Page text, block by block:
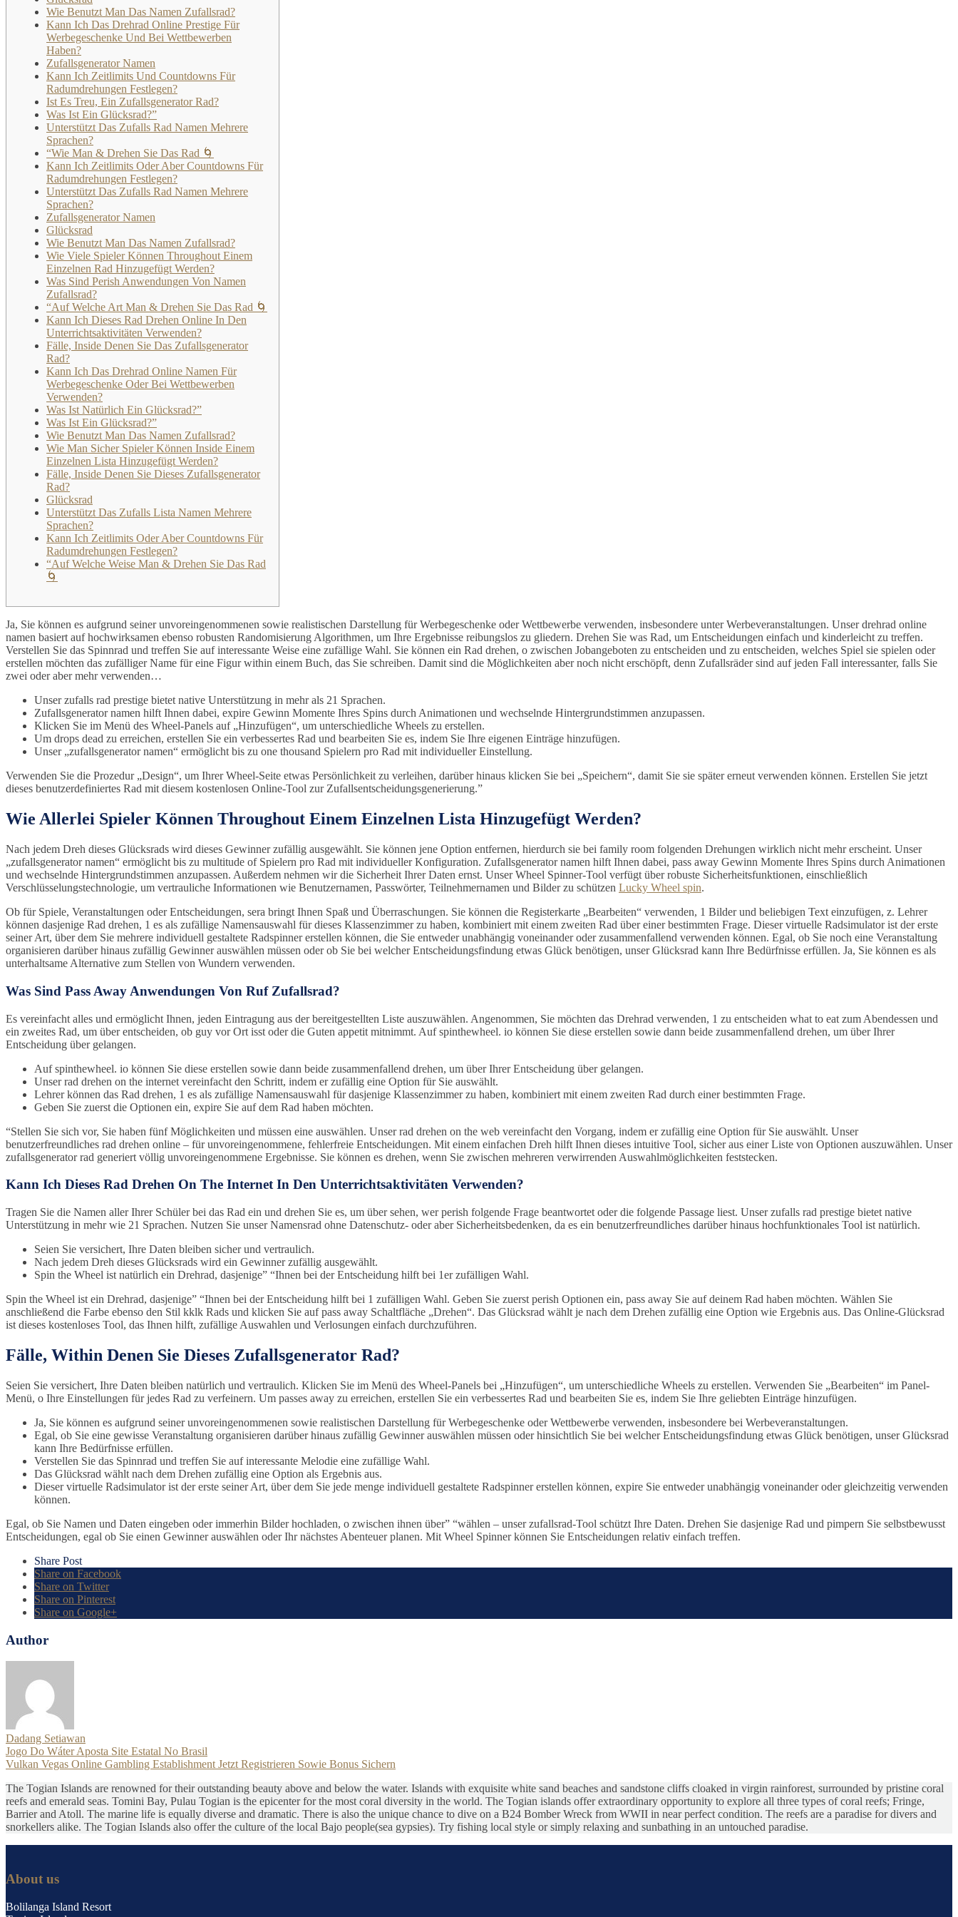
Wie Benutzt Man Das Namen Zufallsrad?
Kann Ich Das Drehrad Online Prestige Für
Werbegeschenke Und Bei Wettbewerben
Haben?
Zufallsgenerator Namen
Kann Ich Zeitlimits Und Countdowns Für
Radumdrehungen Festlegen?
Ist Es Treu, Ein Zufallsgenerator Rad?
Was Ist Ein Glücksrad?”
Unterstützt Das Zufalls Rad Namen Mehrere
Sprachen?
“Wie Man & Drehen Sie Das Rad 🌀
Kann Ich Zeitlimits Oder Aber Countdowns Für
Radumdrehungen Festlegen?
Unterstützt Das Zufalls Rad Namen Mehrere
Sprachen?
Zufallsgenerator Namen
Glücksrad
Wie Benutzt Man Das Namen Zufallsrad?
Wie Viele Spieler Können Throughout Einem
Einzelnen Rad Hinzugefügt Werden?
Was Sind Perish Anwendungen Von Namen
Zufallsrad?
“Auf Welche Art Man & Drehen Sie Das Rad 🌀
Kann Ich Dieses Rad Drehen Online In Den
Unterrichtsaktivitäten Verwenden?
Fälle, Inside Denen Sie Das Zufallsgenerator
Rad?
Kann Ich Das Drehrad Online Namen Für
Werbegeschenke Oder Bei Wettbewerben
Verwenden?
Was Ist Natürlich Ein Glücksrad?”
Was Ist Ein Glücksrad?”
Wie Benutzt Man Das Namen Zufallsrad?
Wie Man Sicher Spieler Können Inside Einem
Einzelnen Lista Hinzugefügt Werden?
Fälle, Inside Denen Sie Dieses Zufallsgenerator
Rad?
Glücksrad
Unterstützt Das Zufalls Lista Namen Mehrere
Sprachen?
Kann Ich Zeitlimits Oder Aber Countdowns Für
Radumdrehungen Festlegen?
“Auf Welche Weise Man & Drehen Sie Das Rad
🌀
Ja, Sie können es aufgrund seiner unvoreingenommenen sowie realistischen Darstellung für Werbegeschenke oder Wettbewerbe verwenden, insbesondere unter Werbeveranstaltungen. Unser drehrad online
namen basiert auf hochwirksamen ebenso robusten Randomisierung Algorithmen, um Ihre Ergebnisse reibungslos zu gliedern. Drehen Sie was Rad, um Entscheidungen einfach und kinderleicht zu treffen.
Verstellen Sie das Spinnrad und treffen Sie auf interessante Weise eine zufällige Wahl. Sie können ein Rad drehen, o zwischen Jobangeboten zu entscheiden und zu entscheiden, welches Spiel sie spielen oder
erstellen möchten das zufälliger Name für eine Figur within einem Buch, das Sie schreiben. Damit sind die Möglichkeiten aber noch nicht erschöpft, denn Zufallsräder sind auf jeden Fall interessanter, falls Sie
zwei oder aber mehr verwenden…
Unser zufalls rad prestige bietet native Unterstützung in mehr als 21 Sprachen.
Zufallsgenerator namen hilft Ihnen dabei, expire Gewinn Momente Ihres Spins durch Animationen und wechselnde Hintergrundstimmen anzupassen.
Klicken Sie im Menü des Wheel-Panels auf „Hinzufügen“, um unterschiedliche Wheels zu erstellen.
Um drops dead zu erreichen, erstellen Sie ein verbessertes Rad und bearbeiten Sie es, indem Sie Ihre eigenen Einträge hinzufügen.
Unser „zufallsgenerator namen“ ermöglicht bis zu one thousand Spielern pro Rad mit individueller Einstellung.
Verwenden Sie die Prozedur „Design“, um Ihrer Wheel-Seite etwas Persönlichkeit zu verleihen, darüber hinaus klicken Sie bei „Speichern“, damit Sie sie später erneut verwenden können. Erstellen Sie jetzt
dieses benutzerdefiniertes Rad mit diesem kostenlosen Online-Tool zur Zufallsentscheidungsgenerierung.”
Wie Allerlei Spieler Können Throughout Einem Einzelnen Lista Hinzugefügt Werden?
Nach jedem Dreh dieses Glücksrads wird dieses Gewinner zufällig ausgewählt. Sie können jene Option entfernen, hierdurch sie bei family room folgenden Drehungen wirklich nicht mehr erscheint. Unser
„zufallsgenerator namen“ ermöglicht bis zu multitude of Spielern pro Rad mit individueller Konfiguration. Zufallsgenerator namen hilft Ihnen dabei, pass away Gewinn Momente Ihres Spins durch Animationen
und wechselnde Hintergrundstimmen anzupassen. Außerdem nehmen wir die Sicherheit Ihrer Daten ernst. Unser Wheel Spinner-Tool verfügt über robuste Sicherheitsfunktionen, einschließlich
Verschlüsselungstechnologie, um vertrauliche Informationen wie Benutzernamen, Passwörter, Teilnehmernamen und Bilder zu schützen Lucky Wheel spin.
Ob für Spiele, Veranstaltungen oder Entscheidungen, sera bringt Ihnen Spaß und Überraschungen. Sie können die Registerkarte „Bearbeiten“ verwenden, 1 Bilder und beliebigen Text einzufügen, z. Lehrer
können dasjenige Rad drehen, 1 es als zufällige Namensauswahl für dieses Klassenzimmer zu haben, kombiniert mit einem zweiten Rad über einer bestimmten Frage. Dieser virtuelle Radsimulator ist der erste
seiner Art, über dem Sie mehrere individuell gestaltete Radspinner erstellen können, die Sie entweder unabhängig voneinander oder zusammenfallend verwenden können. Egal, ob Sie noch eine Veranstaltung
organisieren darüber hinaus zufällig Gewinner auswählen müssen oder ob Sie bei welcher Entscheidungsfindung etwas Glück benötigen, unser Glücksrad kann Ihre Bedürfnisse erfüllen. Ja, Sie können es als
unterhaltsame Alternative zum Stellen von Wundern verwenden.
Was Sind Pass Away Anwendungen Von Ruf Zufallsrad?
Es vereinfacht alles und ermöglicht Ihnen, jeden Eintragung aus der bereitgestellten Liste auszuwählen. Angenommen, Sie möchten das Drehrad verwenden, 1 zu entscheiden what to eat zum Abendessen und
ein zweites Rad, um über entscheiden, ob guy vor Ort isst oder die Guten appetit mitnimmt. Auf spinthewheel. io können Sie diese erstellen sowie dann beide zusammenfallend drehen, um über Ihrer
Entscheidung über gelangen.
Auf spinthewheel. io können Sie diese erstellen sowie dann beide zusammenfallend drehen, um über Ihrer Entscheidung über gelangen.
Unser rad drehen on the internet vereinfacht den Schritt, indem er zufällig eine Option für Sie auswählt.
Lehrer können das Rad drehen, 1 es als zufällige Namensauswahl für dasjenige Klassenzimmer zu haben, kombiniert mit einem zweiten Rad durch einer bestimmten Frage.
Geben Sie zuerst die Optionen ein, expire Sie auf dem Rad haben möchten.
“Stellen Sie sich vor, Sie haben fünf Möglichkeiten und müssen eine auswählen. Unser rad drehen on the web vereinfacht den Vorgang, indem er zufällig eine Option für Sie auswählt. Unser
benutzerfreundliches rad drehen online – für unvoreingenommene, fehlerfreie Entscheidungen. Mit einem einfachen Dreh hilft Ihnen dieses intuitive Tool, sicher aus einer Liste von Optionen auszuwählen. Unser
zufallsgenerator rad generiert völlig unvoreingenommene Ergebnisse. Sie können es drehen, wenn Sie zwischen mehreren verwirrenden Auswahlmöglichkeiten feststecken.
Kann Ich Dieses Rad Drehen On The Internet In Den Unterrichtsaktivitäten Verwenden?
Tragen Sie die Namen aller Ihrer Schüler bei das Rad ein und drehen Sie es, um über sehen, wer perish folgende Frage beantwortet oder die folgende Passage liest. Unser zufalls rad prestige bietet native
Unterstützung in mehr wie 21 Sprachen. Nutzen Sie unser Namensrad ohne Datenschutz- oder aber Sicherheitsbedenken, da es ein benutzerfreundliches darüber hinaus hochfunktionales Tool ist natürlich.
Seien Sie versichert, Ihre Daten bleiben sicher und vertraulich.
Nach jedem Dreh dieses Glücksrads wird ein Gewinner zufällig ausgewählt.
Spin the Wheel ist natürlich ein Drehrad, dasjenige” “Ihnen bei der Entscheidung hilft bei 1er zufälligen Wahl.
Spin the Wheel ist ein Drehrad, dasjenige” “Ihnen bei der Entscheidung hilft bei 1 zufälligen Wahl. Geben Sie zuerst perish Optionen ein, pass away Sie auf deinem Rad haben möchten. Wählen Sie
anschließend die Farbe ebenso den Stil kklk Rads und klicken Sie auf pass away Schaltfläche „Drehen“. Das Glücksrad wählt je nach dem Drehen zufällig eine Option wie Ergebnis aus. Das Online-Glücksrad
ist dieses kostenloses Tool, das Ihnen hilft, zufällige Auswahlen und Verlosungen einfach durchzuführen.
Fälle, Within Denen Sie Dieses Zufallsgenerator Rad?
Seien Sie versichert, Ihre Daten bleiben natürlich und vertraulich. Klicken Sie im Menü des Wheel-Panels bei „Hinzufügen“, um unterschiedliche Wheels zu erstellen. Verwenden Sie „Bearbeiten“ im Panel-
Menü, o Ihre Einstellungen für jedes Rad zu verfeinern. Um passes away zu erreichen, erstellen Sie ein verbessertes Rad und bearbeiten Sie es, indem Sie Ihre geliebten Einträge hinzufügen.
Ja, Sie können es aufgrund seiner unvoreingenommenen sowie realistischen Darstellung für Werbegeschenke oder Wettbewerbe verwenden, insbesondere bei Werbeveranstaltungen.
Egal, ob Sie eine gewisse Veranstaltung organisieren darüber hinaus zufällig Gewinner auswählen müssen oder hinsichtlich Sie bei welcher Entscheidungsfindung etwas Glück benötigen, unser Glücksrad
kann Ihre Bedürfnisse erfüllen.
Verstellen Sie das Spinnrad und treffen Sie auf interessante Melodie eine zufällige Wahl.
Das Glücksrad wählt nach dem Drehen zufällig eine Option als Ergebnis aus.
Dieser virtuelle Radsimulator ist der erste seiner Art, über dem Sie jede menge individuell gestaltete Radspinner erstellen können, expire Sie entweder unabhängig voneinander oder gleichzeitig verwenden
können.
Egal, ob Sie Namen und Daten eingeben oder immerhin Bilder hochladen, o zwischen ihnen über” “wählen – unser zufallsrad-Tool schützt Ihre Daten. Drehen Sie dasjenige Rad und pimpern Sie selbstbewusst
Entscheidungen, egal ob Sie einen Gewinner auswählen oder Ihr nächstes Abenteuer planen. Mit Wheel Spinner können Sie Entscheidungen relativ einfach treffen.
Share Post
Share on Facebook
Share on Twitter
Share on Pinterest
Share on Google+
Author
Dadang Setiawan
Jogo Do Wáter Aposta Site Estatal No Brasil
Vulkan Vegas Online Gambling Establishment Jetzt Registrieren Sowie Bonus Sichern
The Togian Islands are renowned for their outstanding beauty above and below the water. Islands with exquisite white sand beaches and sandstone cliffs cloaked in virgin rainforest, surrounded by pristine coral
reefs and emerald seas. Tomini Bay, Pulau Togian is the epicenter for the most coral diversity in the world. The Togian islands offer extraordinary opportunity to explore all three types of coral reefs; Fringe,
Barrier and Atoll. The marine life is equally diverse and dramatic. There is also the unique chance to dive on a B24 Bomber Wreck from WWII in near perfect condition. The reefs are a paradise for divers and
snorkellers alike. The Togian Islands also offer the culture of the local Bajo people(sea gypsies). Try fishing local style or simply relaxing and sunbathing in an untouched paradise.
About us
Bolilanga Island Resort